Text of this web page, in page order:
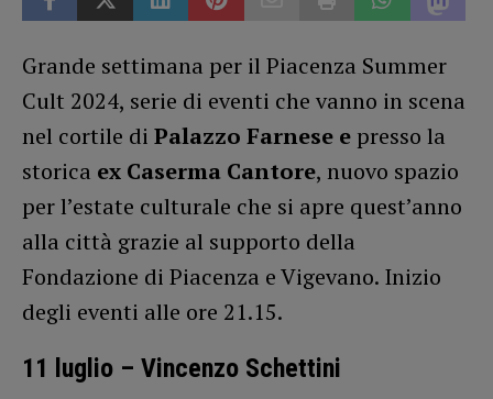
Grande settimana per il Piacenza Summer
Cult 2024, serie di eventi che vanno in scena
nel cortile di Palazzo Farnese e presso la
storica ex Caserma Cantore, nuovo spazio
per l’estate culturale che si apre quest’anno
alla città grazie al supporto della
Fondazione di Piacenza e Vigevano. Inizio
degli eventi alle ore 21.15.
11 luglio – Vincenzo Schettini